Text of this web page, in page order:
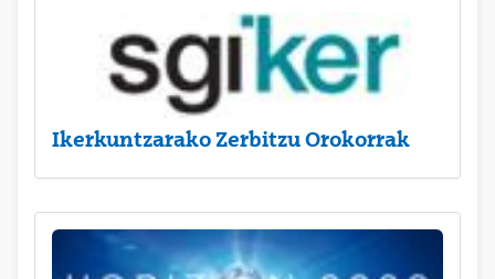
Ikerkuntzarako Zerbitzu Orokorrak